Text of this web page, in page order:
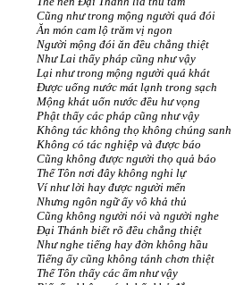
Cũng như trong mộng người quá đói
Ăn món cam lộ trăm vị ngon
Người mộng đói ăn đều chẳng thiệt
Như Lai thấy pháp cũng như vậy
Lại như trong mộng người quá khát
Ðược uống nước mát lạnh trong sạch
Mộng khát uốn nước đều hư vọng
Phật thấy các pháp cũng như vậy
Không tác không thọ không chúng sanh
Không có tác nghiệp và được báo
Cũng không được người thọ quả báo
Thế Tôn nơi đây không nghi lự
Ví như lời hay được người mến
Nhưng ngôn ngữ ấy vô khả thủ
Cũng không người nói và người nghe
Ðại Thánh biết rõ đều chẳng thiệt
Như nghe tiếng hay đờn không hầu
Tiếng ấy cũng không tánh chơn thiệt
Thế Tôn thấy các ấm như vậy